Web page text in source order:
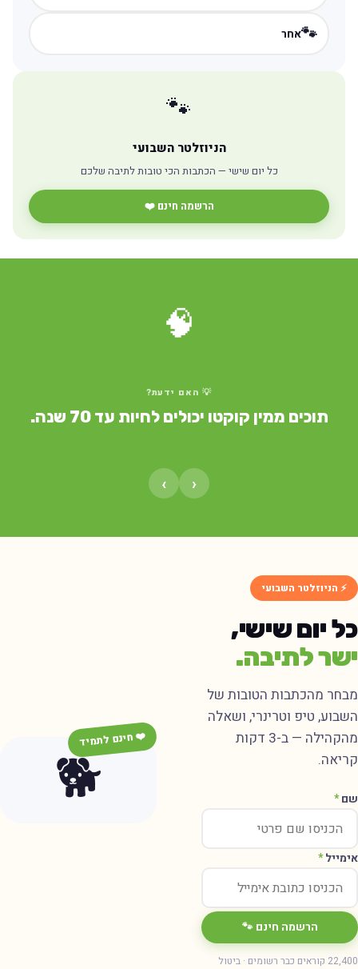
🐾אחר
🐾
הניוזלטר השבועי
כל יום שישי — הכתבות הכי טובות לתיבה שלכם
הרשמה חינם ❤️
🧠
💡 האם ידעת?
תוכים ממין קוקטו יכולים לחיות עד 70 שנה.
⚡ הניוזלטר השבועי
יום שישי,
לתיבה.
מהכתבות הטובות של
טיפ וטרינרי, ושאלה
מהקהילה — ב-3 דקות
*
*
הרשמה חינם 🐾
22,400 קוראים כבר רשומים · ביטול
🐕
❤️ חינם לתמיד